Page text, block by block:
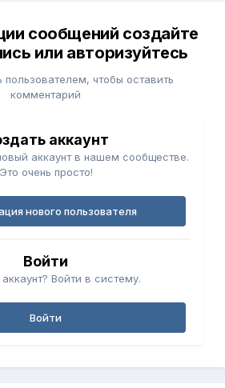
сообщений создайте
или авторизуйтесь
чтобы оставить
комментарий
аккаунт
аккаунт в нашем сообществе.
Это очень просто!
нового пользователя
Войти
Войти в систему.
Войти